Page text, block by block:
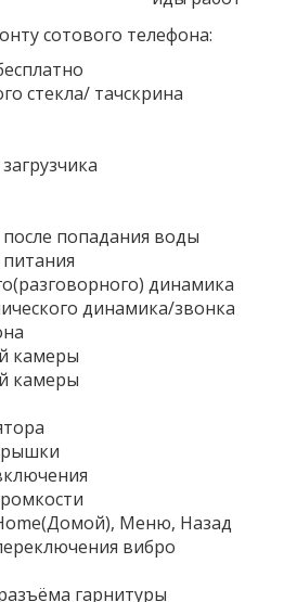
сотового телефона:
стекла/ тачскрина
попадания воды
динамика
динамика/звонка
камеры
камеры
Меню, Назад
вибро
гарнитуры